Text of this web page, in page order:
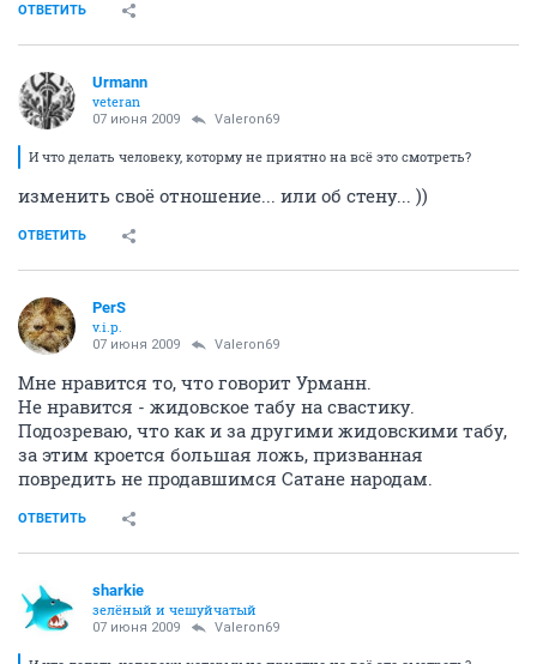
ОТВЕТИТЬ
Urmann
veteran
07 июня 2009 Valeron69
И что делать человеку, которму не приятно на всё это смотреть?
изменить своё отношение... или об стену... ))
ОТВЕТИТЬ
PerS
v.i.p.
07 июня 2009 Valeron69
Мне нравится то, что говорит Урманн.
Не нравится - жидовское табу на свастику.
Подозреваю, что как и за другими жидовскими табу,
за этим кроется большая ложь, призванная
повредить не продавшимся Сатане народам.
ОТВЕТИТЬ
sharkie
зелёный и чешуйчатый
07 июня 2009 Valeron69